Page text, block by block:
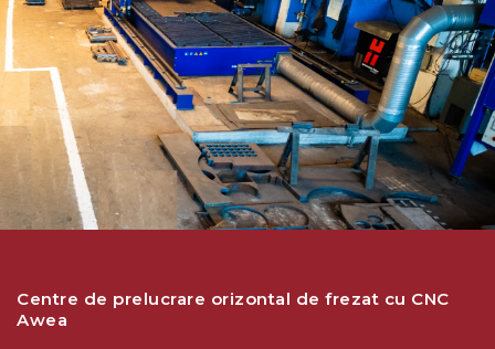
Centre de prelucrare orizontal de frezat cu CNC
Awea